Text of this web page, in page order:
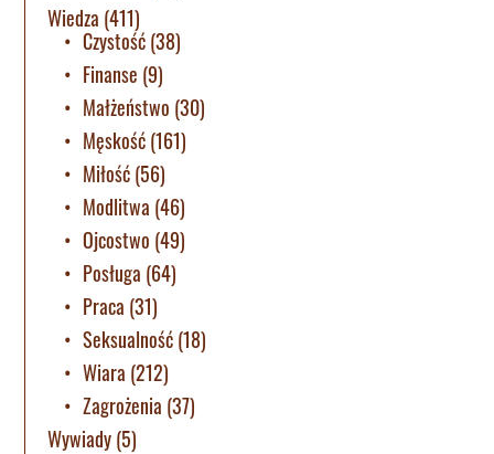
Wiedza (411)
Czystość(38)
Finanse (9)
Małżeństwo (30)
Męskość(161)
Miłość(56)
Modlitwa (46)
Ojcostwo (49)
Posługa (64)
Praca (31)
Seksualność(18)
Wiara (212)
Zagrożenia (37)
Wywiady(5)